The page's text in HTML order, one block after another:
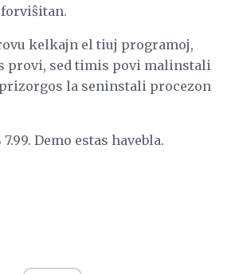
kelkajn el tiuj programoj,
provi, sed timis povi malinstali
la seninstali procezon
Demo estas havebla.